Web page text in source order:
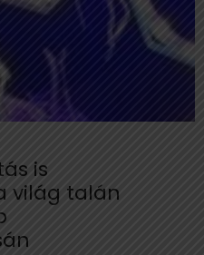
is
világ talán